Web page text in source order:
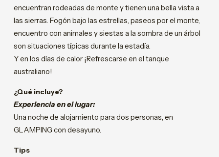
encuentran rodeadas de monte y tienen una bella vista a
las sierras. Fogón bajo las estrellas, paseos por el monte,
encuentro con animales y siestas a la sombra de un árbol
son situaciones típicas durante la estadía.
Y en los días de calor ¡Refrescarse en el tanque
australiano!
¿Qué incluye?
Experiencia en el lugar:
Una noche de alojamiento para dos personas, en
GLAMPING con desayuno.
Tips